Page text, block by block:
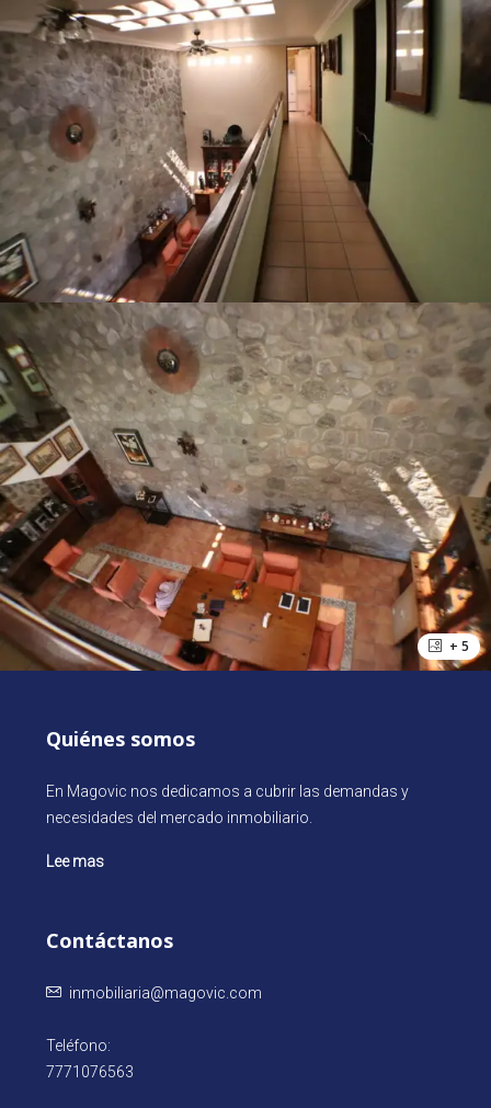
+ 5
Quiénes somos
En Magovic nos dedicamos a cubrir las demandas y
necesidades del mercado inmobiliario.
Lee mas
Contáctanos
inmobiliaria@magovic.com
Teléfono:
7771076563